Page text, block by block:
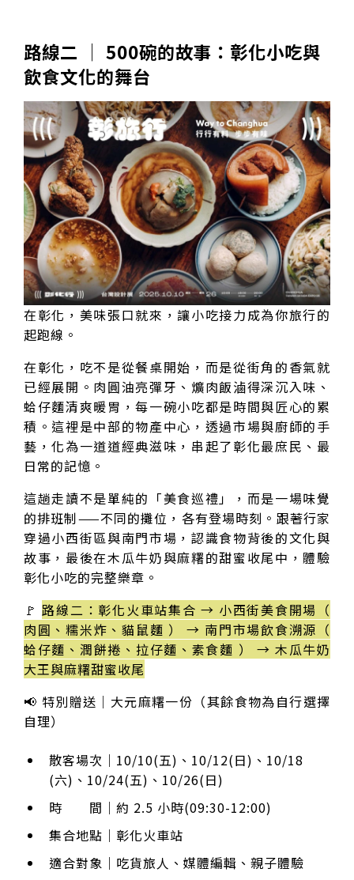
路線二 │ 500碗的故事：彰化小吃與
飲食文化的舞台
在彰化，美味張口就來，讓小吃接力成為你旅行的
起跑線。
在彰化，吃不是從餐桌開始，而是從街角的香氣就
已經展開。肉圓油亮彈牙、爌肉飯滷得深沉入味、
蛤仔麵清爽暖胃，每一碗小吃都是時間與匠心的累
積。這裡是中部的物產中心，透過市場與廚師的手
藝，化為一道道經典滋味，串起了彰化最庶民、最
日常的記憶。
這趟走讀不是單純的「美食巡禮」，而是一場味覺
的排班制——不同的攤位，各有登場時刻。跟著行家
穿過小西街區與南門市場，認識食物背後的文化與
故事，最後在木瓜牛奶與麻糬的甜蜜收尾中，體驗
彰化小吃的完整樂章。
🚩路線二：彰化火車站集合 → 小西街美食開場（
肉圓、糯米炸、貓鼠麵 ） → 南門市場飲食溯源（
蛤仔麵、潤餅捲、拉仔麵、素食麵 ） → 木瓜牛奶
大王與麻糬甜蜜收尾
📢 特別贈送｜大元麻糬一份（其餘食物為自行選擇
自理）
散客場次｜10/10(五)、10/12(日)、10/18
(六)、10/24(五)、10/26(日)
時 間｜約 2.5 小時(09:30-12:00)
集合地點｜彰化火車站
適合對象｜吃貨旅人、媒體編輯、親子體驗